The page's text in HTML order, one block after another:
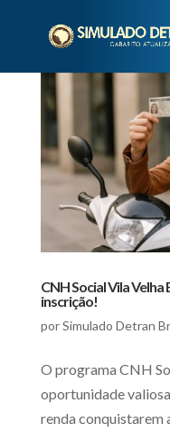
CNH Social Vila
inscrição!
porSimulado Detran
O programa CNH
oportunidade
renda conquistarem